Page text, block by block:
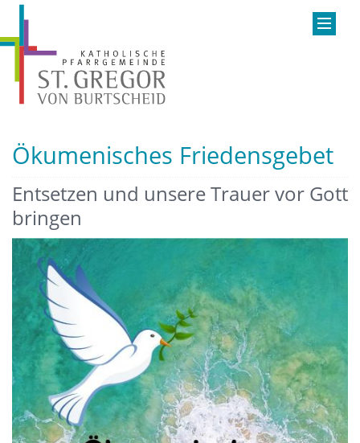
Ökumenisches Friedensgebet
Entsetzen und unsere Trauer vor Gott
bringen